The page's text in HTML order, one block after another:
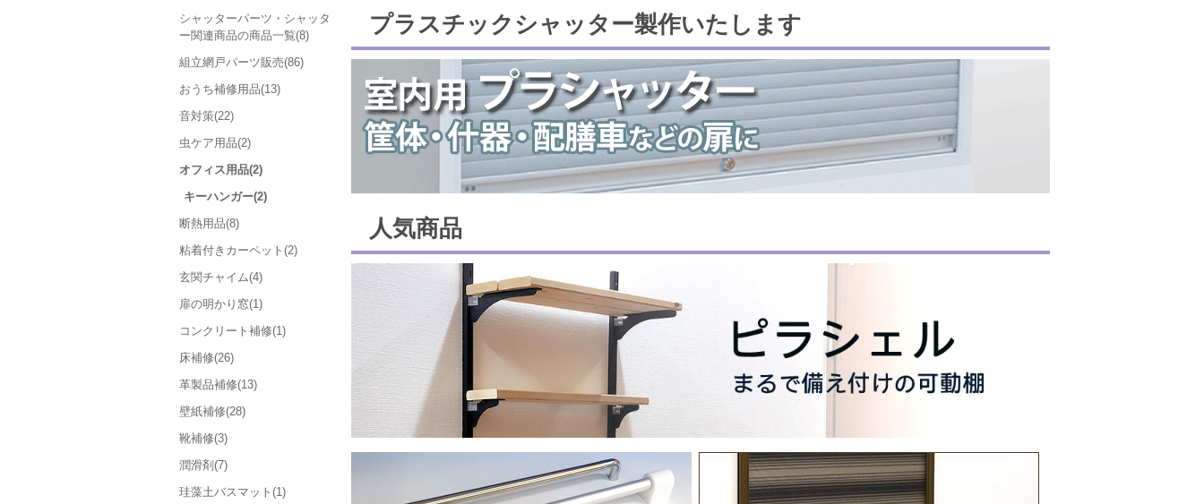
シャッターパーツ・シャッタ
ー関連商品の商品一覧(8)
組立網戸パーツ販売(86)
おうち補修用品(13)
音対策(22)
虫ケア用品(2)
オフィス用品(2)
キーハンガー(2)
断熱用品(8)
粘着付きカーペット(2)
玄関チャイム(4)
扉の明かり窓(1)
コンクリート補修(1)
床補修(26)
革製品補修(13)
壁紙補修(28)
靴補修(3)
潤滑剤(7)
珪藻土バスマット(1)
プラスチックシャッター製作いたします
人気商品